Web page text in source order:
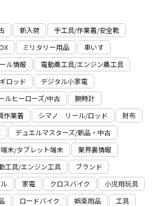
新入荷
⼿⼯具/作業着/安全靴
ミリタリー用品
車いす
ル情報
電動農工具/エンジン農工具
ロッド
デジタル小家電
ルヒーローズ/中古
腕時計
作業着 シマノ リール/ロッド
財布
デュエルマスターズ/新品・中古
末/タブレット端末
業界裏情報
⼯具/エンジン⼯具
ブランド
家電 クロスバイク
小児用玩具
ロードバイク 娯楽用品
工具